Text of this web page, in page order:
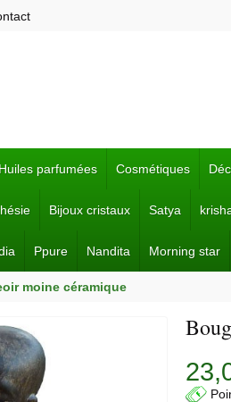
Huiles parfumées Cosmétiques
Bijoux cristaux Satya
Ppure Nandita Morning star
moine céramique